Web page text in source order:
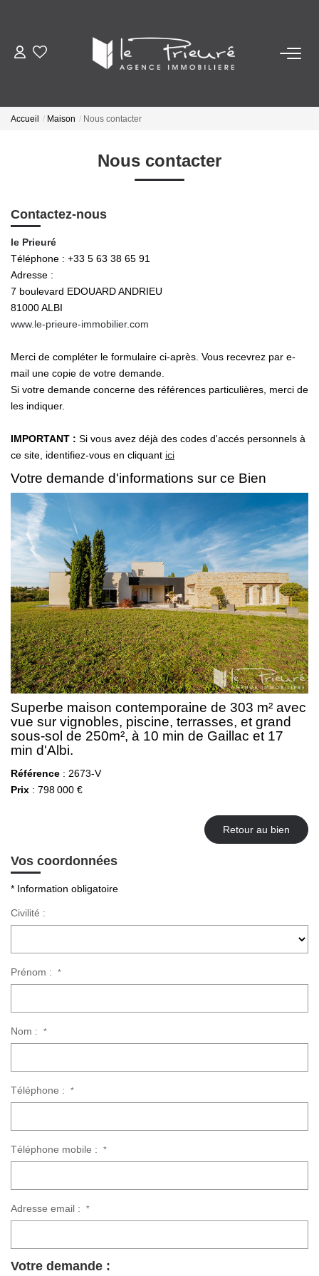
VENTES
ESTIMATION
ACTUALITÉS
Notre Histoire Et Nos Valeurs
NOS OUTILS
CONTACT
Retrouvez-Nous Également Sur Instagram
Retrouvez-Nous Également Sur Facebook
Accueil Maison Nous contacter
Nous contacter
Contactez-nous
le Prieuré
Téléphone : +33 5 63 38 65 91
Adresse :
7 boulevard EDOUARD ANDRIEU
81000ALBI
www.le-prieure-immobilier.com
Merci de compléter le formulaire ci-après. Vous recevrez par e-
mail une copie de votre demande.
Si votre demande concerne des références particulières, merci de
les indiquer.
IMPORTANT : Si vous avez déjà des codes d'accés personnels à
ce site, identifiez-vous en cliquant ici
Votre demande d'informations sur ce Bien
Superbe maison contemporaine de 303 m² avec
vue sur vignobles, piscine, terrasses, et grand
sous-sol de 250m², à 10 min de Gaillac et 17
min d'Albi.
Référence : 2673-V
Prix : 798 000 €
Retour au bien
Vos coordonnées
* Information obligatoire
Civilité :
Prénom : *
Nom : *
Téléphone : *
Téléphone mobile : *
Adresse email : *
Votre demande :